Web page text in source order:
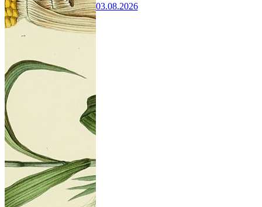
03.08.2026